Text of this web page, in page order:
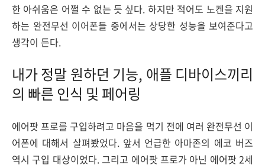
한 아쉬움은 어쩔 수 없는 듯 싶다. 하지만 적어도 노켄을 지원
하는 완전무선 이어폰들 중에서는 상당한 성능을 보여준다고
생각이 든다.
내가 정말 원하던 기능, 애플 디바이스끼리
의 빠른 인식 및 페어링
에어팟 프로를 구입하려고 마음을 먹기 전에 여러 완전무선 이
어폰에 대해서 살펴봤었다. 앞서 언급한 아마존의 에코 버즈
역시 구입 대상이었다. 그리고 에어팟 프로가 아닌 에어팟 2세